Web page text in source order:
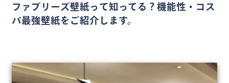
ファブリーズ壁紙って知ってる？機能性・コス
パ最強壁紙をご紹介します。